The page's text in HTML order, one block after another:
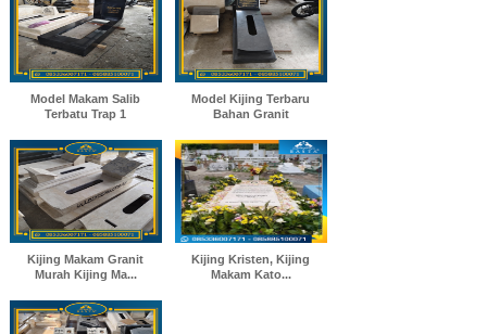
Model Makam Salib
Terbatu Trap 1
Model Kijing Terbaru
Bahan Granit
Kijing Makam Granit
Murah Kijing Ma...
Kijing Kristen, Kijing
Makam Kato...